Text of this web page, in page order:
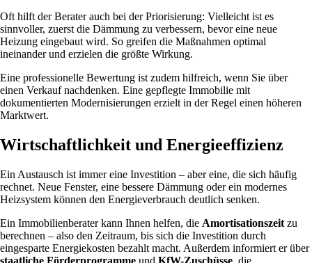
Oft hilft der Berater auch bei der Priorisierung: Vielleicht ist es
sinnvoller, zuerst die Dämmung zu verbessern, bevor eine neue
Heizung eingebaut wird. So greifen die Maßnahmen optimal
ineinander und erzielen die größte Wirkung.
Eine professionelle Bewertung ist zudem hilfreich, wenn Sie über
einen Verkauf nachdenken. Eine gepflegte Immobilie mit
dokumentierten Modernisierungen erzielt in der Regel einen höheren
Marktwert.
Wirtschaftlichkeit und Energieeffizienz
Ein Austausch ist immer eine Investition – aber eine, die sich häufig
rechnet. Neue Fenster, eine bessere Dämmung oder ein modernes
Heizsystem können den Energieverbrauch deutlich senken.
Ein Immobilienberater kann Ihnen helfen, die Amortisationszeit zu
berechnen – also den Zeitraum, bis sich die Investition durch
eingesparte Energiekosten bezahlt macht. Außerdem informiert er über